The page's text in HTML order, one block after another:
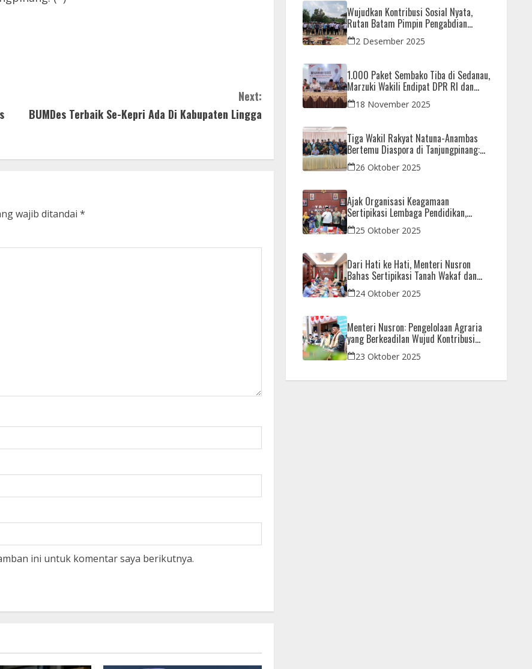
Next:
BUMDes Terbaik Se-Kepri Ada Di Kabupaten Lingga
wajib ditandai *
ini untuk komentar saya berikutnya.
Wujudkan Kontribusi Sosial Nyata,
Rutan Batam Pimpin Pengabdian
Imipas untuk Negeri di Masjid
Syahrom Ba’dawi
2 Desember 2025
1.000 Paket Sembako Tiba di Sedanau,
Marzuki Wakili Endipat DPR RI dan
Iman Sutiawan Kawal Reses di Natuna
18 November 2025
Tiga Wakil Rakyat Natuna-Anambas
Bertemu Diaspora di Tanjungpinang:
Dorong Pemekaran Provinsi dan Jamin
Pemerataan Pembangunan
26 Oktober 2025
Ajak Organisasi Keagamaan
Sertipikasi Lembaga Pendidikan,
Menteri Nusron: Sebagai Early Warning
System
25 Oktober 2025
Dari Hati ke Hati, Menteri Nusron
Bahas Sertipikasi Tanah Wakaf dan
Rumah Ibadah di Kaltim
24 Oktober 2025
Menteri Nusron: Pengelolaan Agraria
yang Berkeadilan Wujud Kontribusi
Nyata di Setahun Pemerintahan
Prabowo-Gibran
23 Oktober 2025